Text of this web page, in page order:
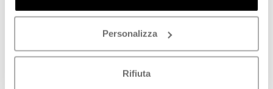
Personalizza
Rifiuta